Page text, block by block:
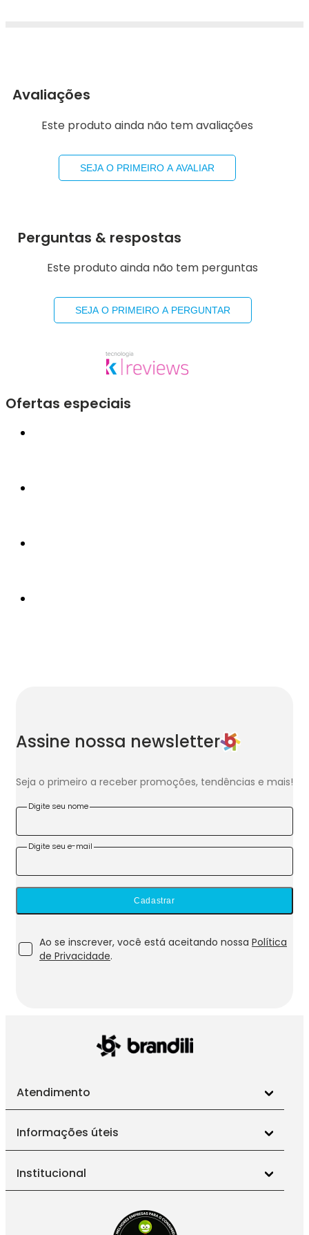
Avaliações
Este produto ainda não tem avaliações
SEJA O PRIMEIRO A AVALIAR
Perguntas & respostas
Este produto ainda não tem perguntas
SEJA O PRIMEIRO A PERGUNTAR
Ofertas especiais
Assine nossa newsletter
Seja o primeiro a receber promoções, tendências e mais!
Digite seu nome
Digite seu e-mail
Cadastrar
Ao se inscrever, você está aceitando nossa Política
de Privacidade.
Atendimento
Informações úteis
Institucional